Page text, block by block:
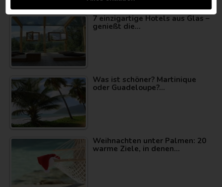
POPULÄRSTE
7 einzigartige Hotels aus Glas –
genießt die…
Was ist schöner? Martinique
oder Guadeloupe?…
Weihnachten unter Palmen: 20
warme Ziele, in denen…